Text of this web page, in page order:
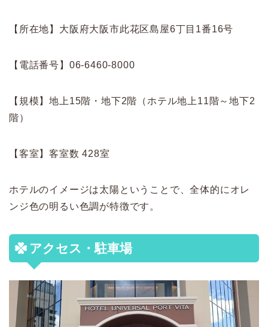
【所在地】大阪府大阪市此花区島屋6丁目1番16号
【電話番号】06-6460-8000
【規模】地上15階・地下2階（ホテル地上11階～地下2
階）
【客室】客室数 428室
ホテルのイメージは太陽ということで、全体的にオレ
ンジ色の明るい色調が特徴です。
アクセス・駐車場